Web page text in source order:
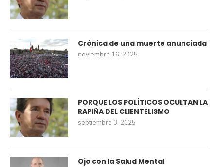
Crónica de una muerte anunciada
noviembre 16, 2025
PORQUE LOS POLÍTICOS OCULTAN LA
RAPIÑA DEL CLIENTELISMO
septiembre 3, 2025
Ojo con la Salud Mental